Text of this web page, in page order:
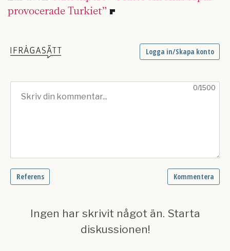
provocerade Turkiet”